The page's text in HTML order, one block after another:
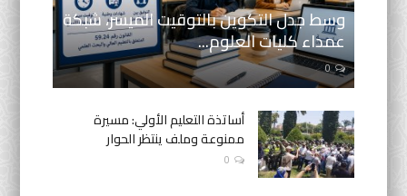
وسط جدل التكوين بالتوقيت الميسر، شبكة
عمداء كليات العلوم...
0
أساتذة التعليم الأولي: مسيرة
ممنوعة وملف ينتظر الحوار
0